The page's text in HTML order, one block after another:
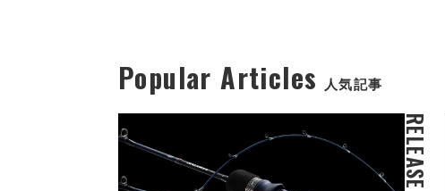
Popular Articles 人気記事
RELEASE